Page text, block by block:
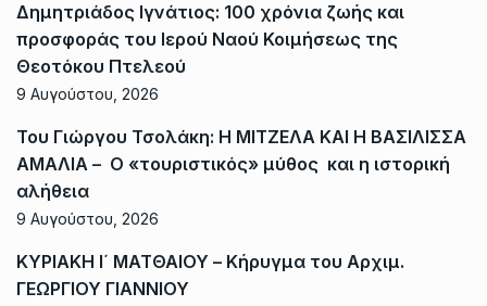
Δημητριάδος Ιγνάτιος: 100 χρόνια ζωής και
προσφοράς του Ιερού Ναού Κοιμήσεως της
Θεοτόκου Πτελεού
9 Αυγούστου, 2026
Του Γιώργου Τσολάκη: Η ΜΙΤΖΕΛΑ ΚΑΙ Η ΒΑΣΙΛΙΣΣΑ
ΑΜΑΛΙΑ – Ο «τουριστικός» μύθος και η ιστορική
αλήθεια
9 Αυγούστου, 2026
ΚΥΡΙΑΚΗ Ι΄ ΜΑΤΘΑΙΟΥ – Κήρυγμα του Αρχιμ.
ΓΕΩΡΓΙΟΥ ΓΙΑΝΝΙΟΥ